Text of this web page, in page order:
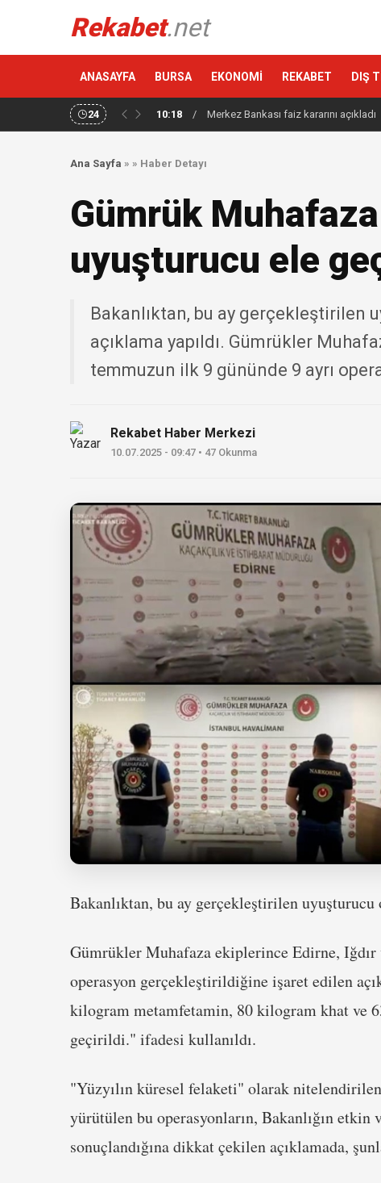
Rekabet.net
ANASAYFA BURSA EKONOMİ REKABET DIŞ
24 10:18 / Merkez Bankası faiz kararını açıkladı
Ana Sayfa » » Haber Detayı
Gümrük
uyuşturucu ele
Bakanlıktan, bu ay gerçekleştirilen
açıklama yapıldı. Gümrükler
temmuzun ilk 9 gününde 9 ayrı
Rekabet Haber Merkezi
10.07.2025 - 09:47 • 47 Okunma
Bakanlıktan, bu ay gerçekleştirilen uyuşturucu
Gümrükler Muhafaza ekiplerince Edirne,
operasyon gerçekleştirildiğine işaret edilen
kilogram metamfetamin, 80 kilogram khat ve
geçirildi." ifadesi kullanıldı.
"Yüzyılın küresel felaketi" olarak
yürütülen bu operasyonların, Bakanlığın etkin
sonuçlandığına dikkat çekilen açıklamada,